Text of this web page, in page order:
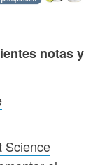
notas y
Science